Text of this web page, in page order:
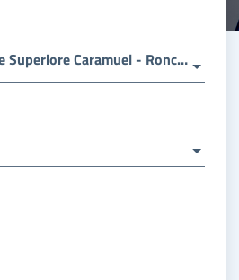
Istituto D'Istruzione Superiore Caramuel - Roncalli